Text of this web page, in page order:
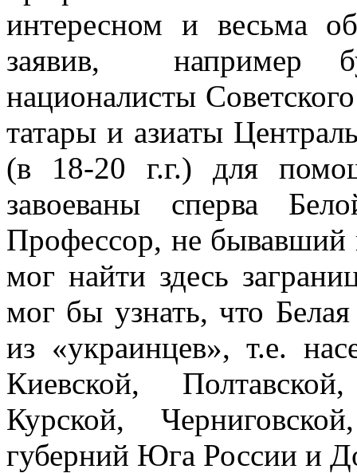
интересном и весьма
заявив, напри­мер
националисты
татары и азиаты
(в 18-20 г.г.) для
завоеваны сперва
Профессор, не бывавший
мог найти здесь
мог бы узнать, что
из «украинцев», т.е.
Киевской,
Курской,
губерний Юга России и